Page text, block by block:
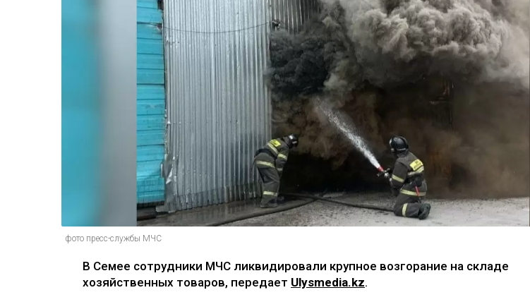
фото пресс-службы МЧС
В Семее сотрудники МЧС ликвидировали крупное возгорание на складе
хозяйственных товаров, передает Ulysmedia.kz.